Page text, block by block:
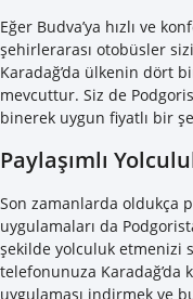
Eğer Budva’ya hızlı ve
şehirlerarası otobüsler
Karadağ’da ülkenin dört
mevcuttur. Siz de
binerek uygun fiyatlı bir
Paylaşımlı
Son zamanlarda oldukça
uygulamaları da
şekilde yolculuk etmenizi
telefonunuza Karadağ’da
uygulaması indirmek ve